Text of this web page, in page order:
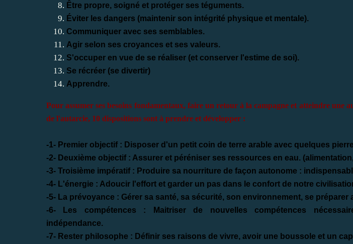
Être propre, soigné et protéger ses téguments.
Éviter les dangers (maintenir son intégrité physique et mentale).
Communiquer avec ses semblables.
Agir selon ses croyances et ses valeurs.
S'occuper en vue de se réaliser (et conserver l'estime de soi).
Se récréer (se divertir)
Apprendre.
Pour assumer ses besoins fondamentaux, faire un retour à la campagne et atteindre une
de l'autarcie, 10 dispositions sont à prendre et développer :
-1- Premier objectif : Disposer d'un petit coin de terre arable avec quelques
-2- Deuxième objectif : Assurer et péréniser ses ressources en eau.
-3- Troisième impératif : Produire sa nourriture de façon autonome :
-4- L'énergie : Adoucir l'effort et garder un pas dans le confort de notre
-5- La prévoyance : Gérer sa santé, sa sécurité, son environnement, se préparer
-6-
Les compétences :
Maitriser de nouvelles compétences
indépendance.
-7- Rester philosophe : Définir ses raisons de vivre, avoir une boussole et un